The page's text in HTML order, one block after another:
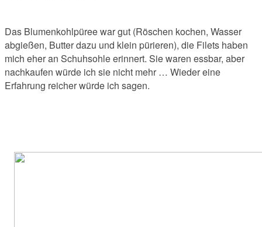
Das Blumenkohlpüree war gut (Röschen kochen, Wasser
abgießen, Butter dazu und klein pürieren), die Filets haben
mich eher an Schuhsohle erinnert. Sie waren essbar, aber
nachkaufen würde ich sie nicht mehr … Wieder eine
Erfahrung reicher würde ich sagen.